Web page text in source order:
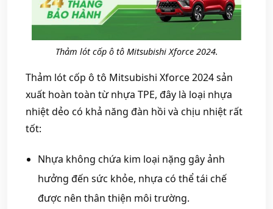
Thảm lót cốp ô tô Mitsubishi Xforce 2024.
Thảm lót cốp ô tô Mitsubishi Xforce 2024 sản
xuất hoàn toàn từ nhựa TPE, đây là loại nhựa
nhiệt dẻo có khả năng đàn hồi và chịu nhiệt rất
tốt:
Nhựa không chứa kim loại nặng gây ảnh
hưởng đến sức khỏe, nhựa có thể tái chế
được nên thân thiện môi trường.